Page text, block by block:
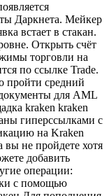
Даркнета. Мейкер
встает в стакан.
Открыть счёт
торговли на
по ссылке Trade.
пройти средний
для AML
kraken kraken
гиперссылками с
на Kraken
вы не пройдете хотя
добавить
операции:
с помощью